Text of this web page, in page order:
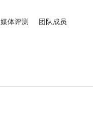
媒体评测 团队成员